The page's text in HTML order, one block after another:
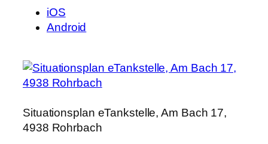
iOS
Android
Situationsplan eTankstelle, Am Bach 17,
4938 Rohrbach